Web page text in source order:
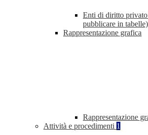
Enti di diritto
pubblicare in tabelle)
Rappresentazione grafica
Rappresentazione
Attività e procedimenti 1